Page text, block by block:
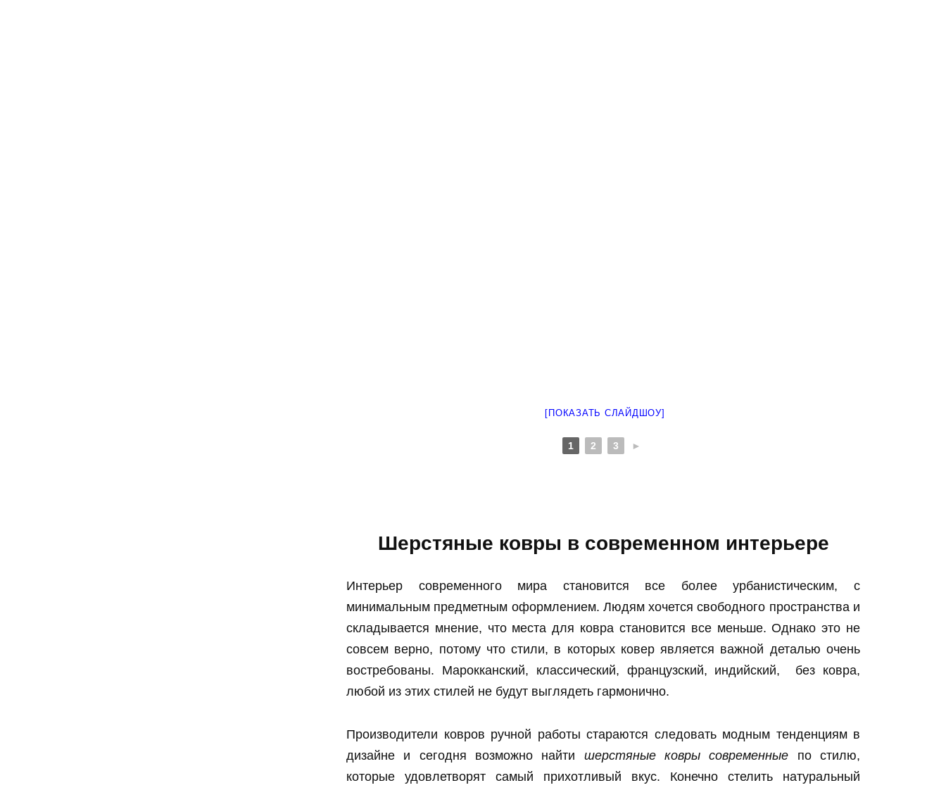
[ПОКАЗАТЬ СЛАЙДШОУ]
1 2 3 ►
Шерстяные ковры в современном интерьере
Интерьер современного мира становится все более урбанистическим, с
минимальным предметным оформлением. Людям хочется свободного пространства и
складывается мнение, что места для ковра становится все меньше. Однако это не
совсем верно, потому что стили, в которых ковер является важной деталью очень
востребованы. Марокканский, классический, французский, индийский, без ковра,
любой из этих стилей не будут выглядеть гармонично.
Производители ковров ручной работы стараются следовать модным тенденциям в
дизайне и сегодня возможно найти шерстяные ковры современные по стилю,
которые удовлетворят самый прихотливый вкус. Конечно стелить натуральный